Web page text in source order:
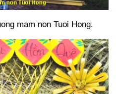
mam non Tuoi Hong.